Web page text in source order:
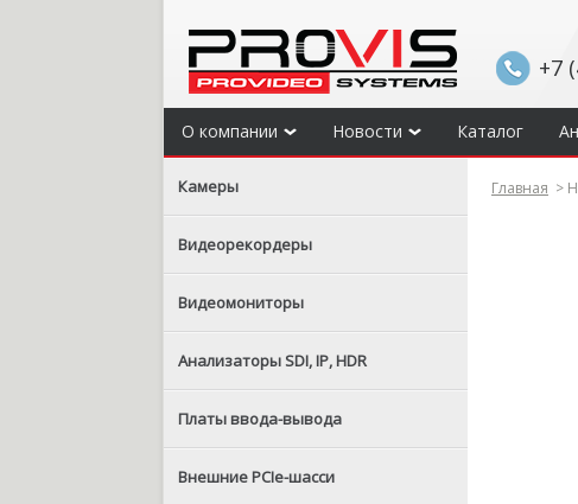
+7
О компании Новости Каталог
Камеры
Видеорекордеры
Видеомониторы
Анализаторы SDI, IP, HDR
Платы ввода-вывода
Внешние PCIe-шасси
Главная >